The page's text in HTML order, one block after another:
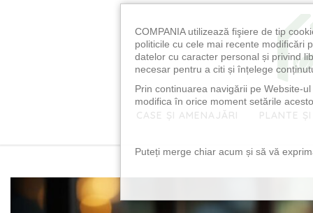
CASE ȘI AMENAJĂRI PLANTE
COMPANIA utilizează fişiere de tip
politicile cu cele mai recente modificări
datelor cu caracter personal și privind
necesar pentru a citi și înțelege
Prin continuarea navigării pe Website-
modifica în orice moment setările
Puteți merge chiar acum și să vă